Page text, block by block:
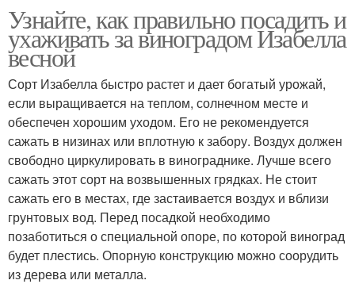
Узнайте, как правильно посадить и
ухаживать за виноградом Изабелла
весной
Сорт Изабелла быстро растет и дает богатый урожай,
если выращивается на теплом, солнечном месте и
обеспечен хорошим уходом. Его не рекомендуется
сажать в низинах или вплотную к забору. Воздух должен
свободно циркулировать в винограднике. Лучше всего
сажать этот сорт на возвышенных грядках. Не стоит
сажать его в местах, где застаивается воздух и вблизи
грунтовых вод. Перед посадкой необходимо
позаботиться о специальной опоре, по которой виноград
будет плестись. Опорную конструкцию можно соорудить
из дерева или металла.